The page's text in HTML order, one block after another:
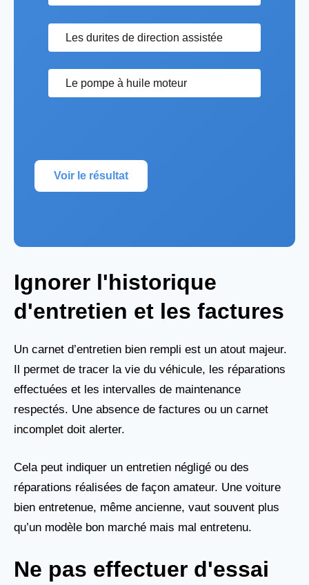
Les durites de direction assistée
Le pompe à huile moteur
Voir le résultat
Ignorer l'historique
d'entretien et les factures
Un carnet d’entretien bien rempli est un atout majeur.
Il permet de tracer la vie du véhicule, les réparations
effectuées et les intervalles de maintenance
respectés. Une absence de factures ou un carnet
incomplet doit alerter.
Cela peut indiquer un entretien négligé ou des
réparations réalisées de façon amateur. Une voiture
bien entretenue, même ancienne, vaut souvent plus
qu’un modèle bon marché mais mal entretenu.
Ne pas effectuer d'essai